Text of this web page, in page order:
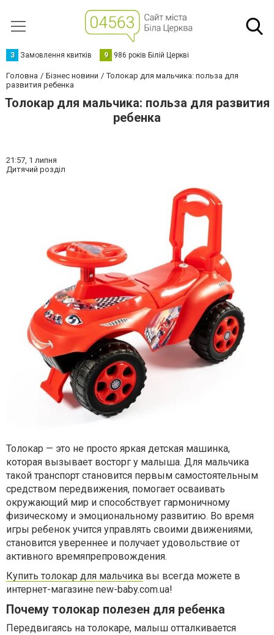
З Замовлення квитків 9 986 років Білій Церкві
Головна Бізнес новини
Толокар для мальчика: польза для
развития ребенка
Толокар для мальчика: польза для развития
ребенка
21:57, 1 липня
Дитячий розділ
Толокар — это не просто яркая детская машинка,
которая вызывает восторг у малыша. Для мальчика
такой транспорт становится первым самостоятельным
средством передвижения, помогает осваивать
окружающий мир и способствует гармоничному
физическому и эмоциональному развитию. Во время
игры ребенок учится управлять своими движениями,
становится увереннее и получает удовольствие от
активного времяпрепровождения.
Купить толокар для мальчика вы всегда можете в
интернет-магазине new-baby.com.ua!
Почему толокар полезен для ребенка
Передвигаясь на толокаре, малыш отталкивается